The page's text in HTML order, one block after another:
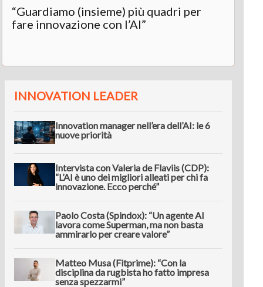
“Guardiamo (insieme) più quadri per
fare innovazione con l’AI”
INNOVATION LEADER
Innovation manager nell’era dell’AI: le 6
nuove priorità
Intervista con Valeria de Flaviis (CDP):
“L’AI è uno dei migliori alleati per chi fa
innovazione. Ecco perché”
Paolo Costa (Spindox): “Un agente AI
lavora come Superman, ma non basta
ammirarlo per creare valore”
Matteo Musa (Fitprime): “Con la
disciplina da rugbista ho fatto impresa
senza spezzarmi”